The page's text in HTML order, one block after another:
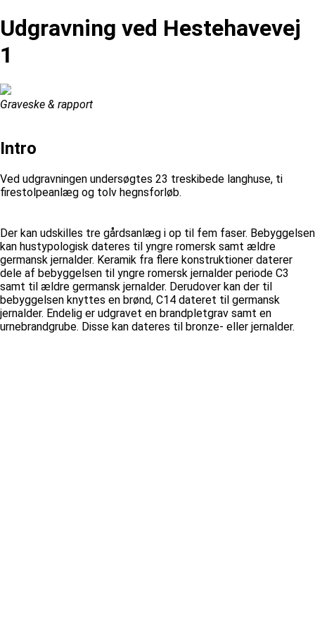
Udgravning ved Hestehavevej
1
Graveske & rapport
Intro
Ved udgravningen undersøgtes 23 treskibede langhuse, ti
firestolpeanlæg og tolv hegnsforløb.
Der kan udskilles tre gårdsanlæg i op til fem faser. Bebyggelsen
kan hustypologisk dateres til yngre romersk samt ældre
germansk jernalder. Keramik fra flere konstruktioner daterer
dele af bebyggelsen til yngre romersk jernalder periode C3
samt til ældre germansk jernalder. Derudover kan der til
bebyggelsen knyttes en brønd, C14 dateret til germansk
jernalder. Endelig er udgravet en brandpletgrav samt en
urnebrandgrube. Disse kan dateres til bronze- eller jernalder.